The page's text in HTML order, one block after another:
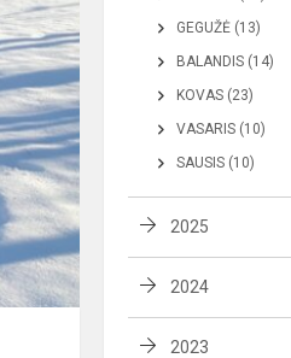
GEGUŽĖ (13)
BALANDIS (14)
KOVAS (23)
VASARIS (10)
SAUSIS (10)
2025
2024
2023